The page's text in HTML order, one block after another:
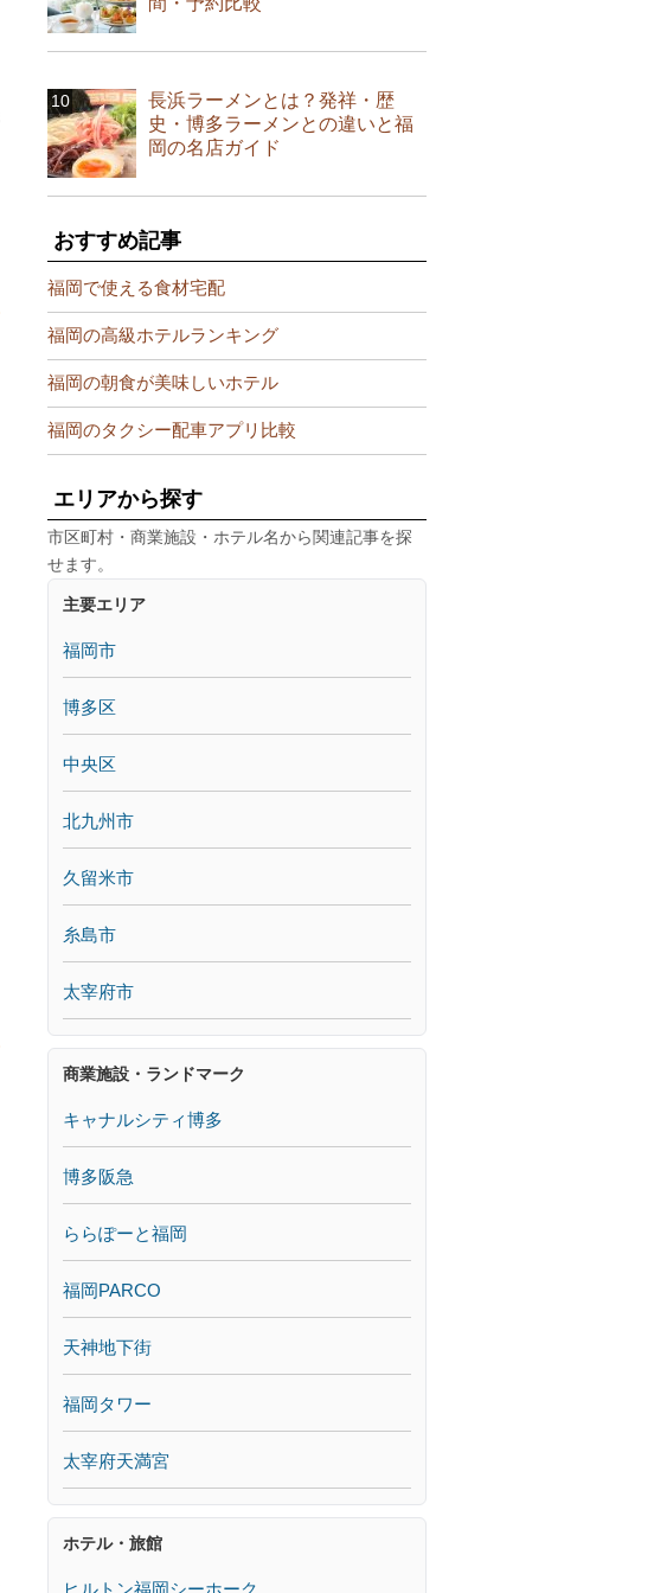
長浜ラーメンとは？発祥・歴
史・博多ラーメンとの違いと福
岡の名店ガイド
おすすめ記事
福岡で使える食材宅配
福岡の高級ホテルランキング
福岡の朝食が美味しいホテル
福岡のタクシー配車アプリ比較
エリアから探す
市区町村・商業施設・ホテル名から関連記事を探
せます。
主要エリア
福岡市
博多区
中央区
北九州市
久留米市
糸島市
太宰府市
商業施設・ランドマーク
キャナルシティ博多
博多阪急
ららぽーと福岡
福岡PARCO
天神地下街
福岡タワー
太宰府天満宮
ホテル・旅館
ヒルトン福岡シーホーク